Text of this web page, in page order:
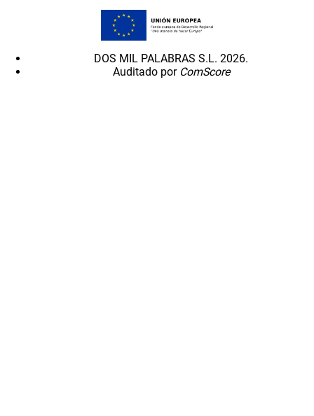
DOS MIL PALABRAS S.L. 2026.
Auditado por ComScore